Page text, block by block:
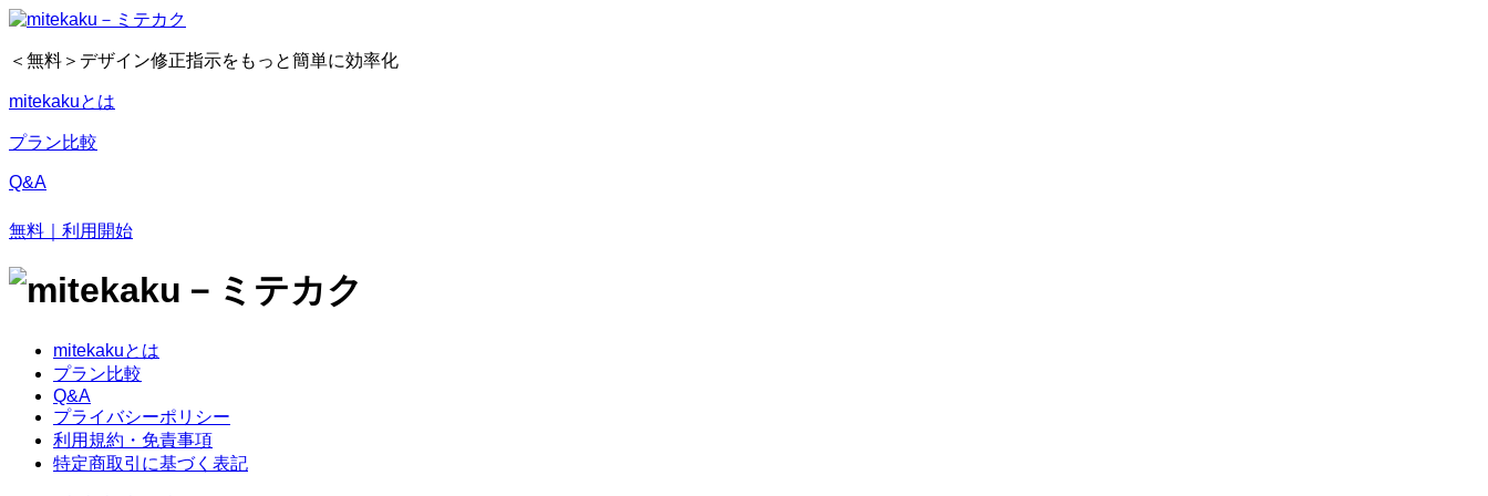
＜無料＞デザイン修正指示をもっと簡単に効率化
mitekakuとは
プラン比較
Q&A
無料｜利用開始
mitekakuとは
プラン比較
Q&A
プライバシーポリシー
利用規約・免責事項
特定商取引に基づく表記